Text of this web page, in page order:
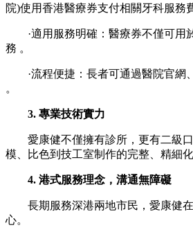
院)使用香港醫療券支付相關牙科服務
·適用服務明確：醫療券不僅可用於
務 。
·流程便捷：長者可通過醫院官網、
。
3. 專業技術實力
愛康健不僅擁有診所，更有二級口
模、比色到技工室制作的完整、精細
4. 港式服務理念，溝通無障礙
長期服務深港兩地市民，愛康健在
心。